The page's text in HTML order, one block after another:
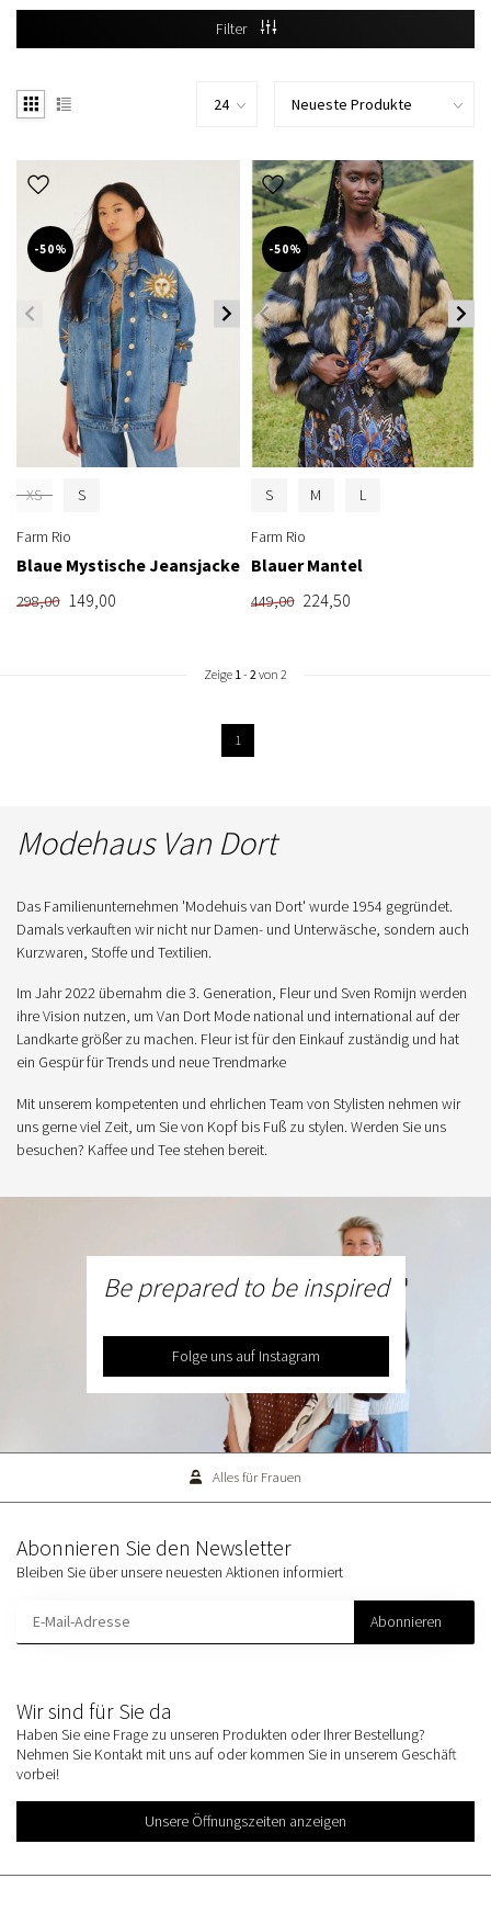
Filter
-50%
XS S
Farm Rio
Blaue Mystische Jeansjacke
298,00 149,00
-50%
S M L
Farm Rio
Blauer Mantel
449,00 224,50
Zeige 1 - 2 von 2
1
Modehaus Van Dort
Das Familienunternehmen 'Modehuis van Dort' wurde 1954 gegründet.
Damals verkauften wir nicht nur Damen- und Unterwäsche, sondern auch
Kurzwaren, Stoffe und Textilien.
Im Jahr 2022 übernahm die 3. Generation, Fleur und Sven Romijn werden
ihre Vision nutzen, um Van Dort Mode national und international auf der
Landkarte größer zu machen. Fleur ist für den Einkauf zuständig und hat
ein Gespür für Trends und neue Trendmarke
Mit unserem kompetenten und ehrlichen Team von Stylisten nehmen wir
uns gerne viel Zeit, um Sie von Kopf bis Fuß zu stylen. Werden Sie uns
besuchen? Kaffee und Tee stehen bereit.
Be prepared to be inspired
Folge uns auf Instagram
Alles für Frauen
Wir sind für Sie da
Haben Sie eine Frage zu unseren Produkten oder Ihrer Bestellung?
Nehmen Sie Kontakt mit uns auf oder kommen Sie in unserem Geschäft
vorbei!
Unsere Öffnungszeiten anzeigen
Abonnieren Sie den Newsletter
Bleiben Sie über unsere neuesten Aktionen informiert
Abonnieren